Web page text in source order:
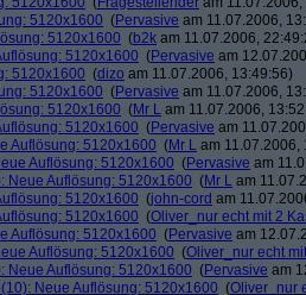
5120x1600 (Pervasive am 11.07.2006,
5120x1600 (b2k am 11.07.2006,
5120x1600 (Pervasive am
5120x1600 (dizo am 11.07.2006, 13:49:56)
5120x1600 (Pervasive am 11.07.2006,
5120x1600 (Mr L am 11.07.2006,
5120x1600 (Pervasive am
Auflösung: 5120x1600 (Mr L am 11.07.2006,
Auflösung: 5120x1600 (Pervasive am
Neue Auflösung: 5120x1600 (Mr L am
5120x1600 (john-cord am
5120x1600 (Oliver_nur echt mit 2
Auflösung: 5120x1600 (Pervasive am
Auflösung: 5120x1600 (Oliver_nur echt
Neue Auflösung: 5120x1600 (Pervasive am
Neue Auflösung: 5120x1600 (Oliver_nur